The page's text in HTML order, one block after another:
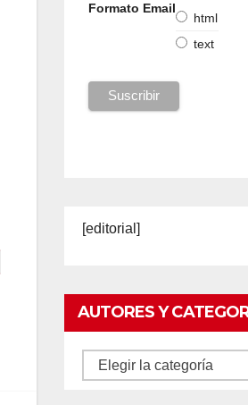
Formato Email
html
text
[editorial]
AUTORES Y
Autores